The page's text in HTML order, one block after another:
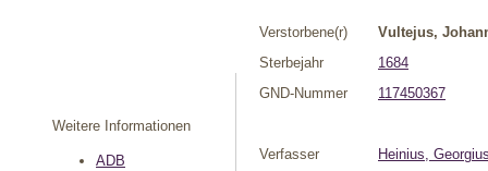
Weitere Informationen
ADB
Verstorbene(r)
Vultejus,
Sterbejahr
1684
GND-Nummer
117450367
Verfasser
Heinius,